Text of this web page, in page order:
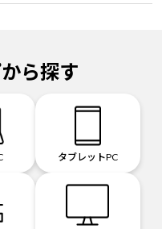
ら探す
タブレットPC